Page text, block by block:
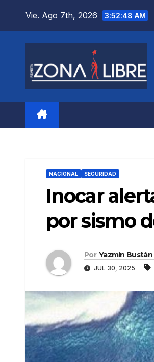
Vie. Ago 7th, 2026 3:52:50 AM
NACIONAL SEGURIDAD
Inocar
por sismo
Por Yazmín Bustán
JUL 30, 2025